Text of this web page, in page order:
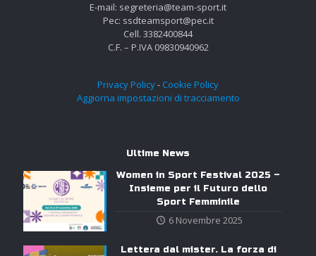
E-mail: segreteria@team-sport.it
Pec: ssdteamsport@pec.it
Cell. 3382400844
C.F. – P.IVA 09830940962
Privacy Policy- Cookie Policy
Aggiorna impostazioni di tracciamento
Ultime News
Women in Sport Festival 2025 –
Insieme per il Futuro dello
Sport Femminile
6 Novembre 2025
Lettera dal mister. La forza di